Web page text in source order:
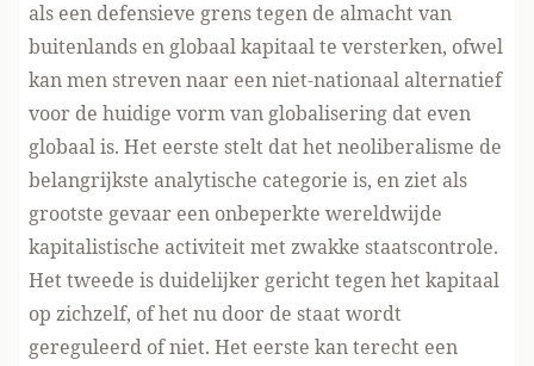
als een defensieve grens tegen de almacht van
buitenlands en globaal kapitaal te versterken, ofwel
kan men streven naar een niet-nationaal alternatief
voor de huidige vorm van globalisering dat even
globaal is. Het eerste stelt dat het neoliberalisme de
belangrijkste analytische categorie is, en ziet als
grootste gevaar een onbeperkte wereldwijde
kapitalistische activiteit met zwakke staatscontrole.
Het tweede is duidelijker gericht tegen het kapitaal
op zichzelf, of het nu door de staat wordt
gereguleerd of niet. Het eerste kan terecht een